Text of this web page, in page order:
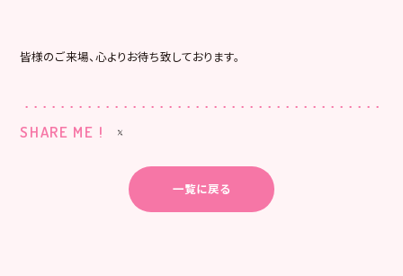
皆様のご来場、心よりお待ち致しております。
SHARE ME !
一覧に戻る